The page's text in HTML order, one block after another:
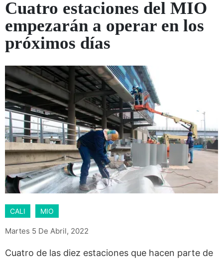
Cuatro estaciones del MIO
empezarán a operar en los
próximos días
CALI MIO
Martes 5 De Abril, 2022
Cuatro de las diez estaciones que hacen parte de